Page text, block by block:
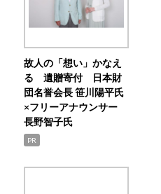
故人の「想い」かなえ
る 遺贈寄付 日本財
団名誉会長 笹川陽平氏
×フリーアナウンサー
長野智子氏
PR